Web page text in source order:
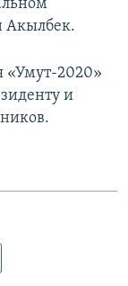
Акылбек.
«Умут-2020»
и